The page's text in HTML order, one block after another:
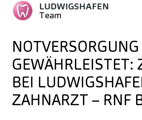
LUDWIGSHAFEN
Team
NOTVERSORGUNG
GEWÄHRLEISTET:
BEI
ZAHNARZT – RNF